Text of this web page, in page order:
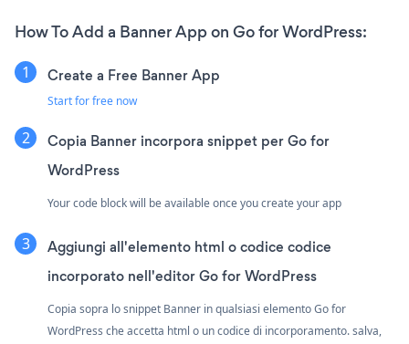
How To Add a Banner App on Go for WordPress:
Create a Free Banner App
Start for free now
Copia Banner incorpora snippet per Go for
WordPress
Your code block will be available once you create your app
Aggiungi all'elemento html o codice codice
incorporato nell'editor Go for WordPress
Copia sopra lo snippet Banner in qualsiasi elemento Go for
WordPress che accetta html o un codice di incorporamento. salva,